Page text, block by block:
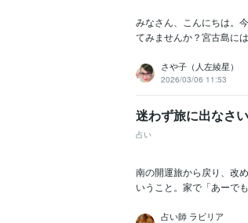
みなさん、こんにちは。
てみませんか？宮古島に
さや子（人左綾星）
2026/03/06 11:53
迷わず旅に出なさい
占い
南の開運旅から戻り、改
いうこと。家で「あーで
占い師 ラビリア